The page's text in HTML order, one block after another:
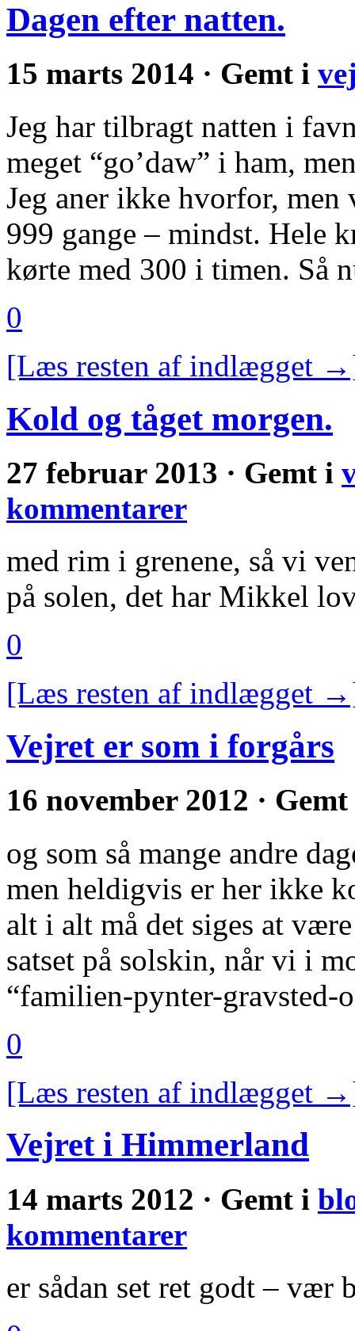
Dagen efter natten.
15 marts 2014 · Gemt i
Jeg har tilbragt natten i
meget “go’daw” i ham,
Jeg aner ikke hvorfor, men
999 gange – mindst. Hele
kørte med 300 i timen. Så
0
[Læs resten af indlægget
Kold og tåget morgen.
27 februar 2013 · Gemt i
kommentarer
med rim i grenene, så vi
på solen, det har Mikkel
0
[Læs resten af indlægget
Vejret er som i forgårs
16 november 2012 ·
og som så mange andre
men heldigvis er her ikke
alt i alt må det siges at
satset på solskin, når vi i
“familien-pynter-
0
[Læs resten af indlægget
Vejret i Himmerland
14 marts 2012 · Gemt i
kommentarer
er sådan set ret godt – vær